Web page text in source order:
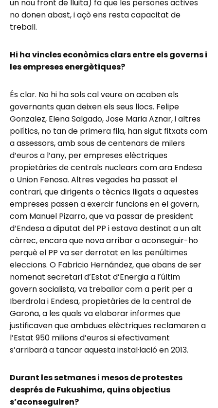
un nou front de lluita) fa que les persones actives
no donen abast, i açò ens resta capacitat de
treball.
Hi ha vincles econòmics clars entre els governs i
les empreses energètiques?
És clar. No hi ha sols cal veure on acaben els
governants quan deixen els seus llocs. Felipe
Gonzalez, Elena Salgado, Jose Maria Aznar, i altres
polítics, no tan de primera fila, han sigut fitxats com
a assessors, amb sous de centenars de milers
d’euros a l’any, per empreses elèctriques
propietàries de centrals nuclears com ara Endesa
o Union Fenosa. Altres vegades ha passat el
contrari, que dirigents o tècnics lligats a aquestes
empreses passen a exercir funcions en el govern,
com Manuel Pizarro, que va passar de president
d’Endesa a diputat del PP i estava destinat a un alt
càrrec, encara que nova arribar a aconseguir-ho
perquè el PP va ser derrotat en les penúltimes
eleccions. O Fabricio Hernández, que abans de ser
nomenat secretari d’Estat d’Energia a l’últim
govern socialista, va treballar com a perit per a
Iberdrola i Endesa, propietàries de la central de
Garoña, a les quals va elaborar informes que
justificaven que ambdues elèctriques reclamaren a
l’Estat 950 milions d’euros si efectivament
s’arribarà a tancar aquesta instal·lació en 2013.
Durant les setmanes i mesos de protestes
després de Fukushima, quins objectius
s’aconseguiren?